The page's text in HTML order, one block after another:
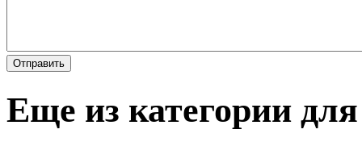
Еще из категории